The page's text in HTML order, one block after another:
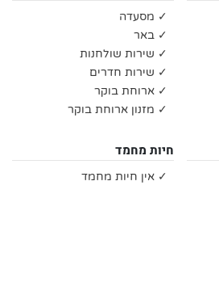
✓ מסעדה
✓ באר
✓ שירות שולחנות
✓ שירות חדרים
✓ ארוחת בוקר
✓ מזנון ארוחת בוקר
חיות מחמד
✓ אין חיות מחמד